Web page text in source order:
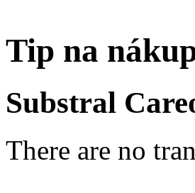
Tip na
Substral
There are no